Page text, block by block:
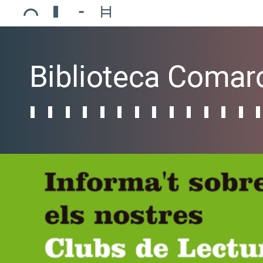
Ajuntament de Mollerussa
Biblioteca Comarcal Jaume Vila
Piscines de Mollerussa